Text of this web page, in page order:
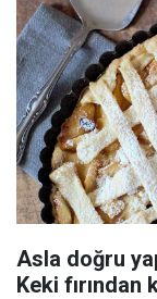
Asla doğru
Keki fırından